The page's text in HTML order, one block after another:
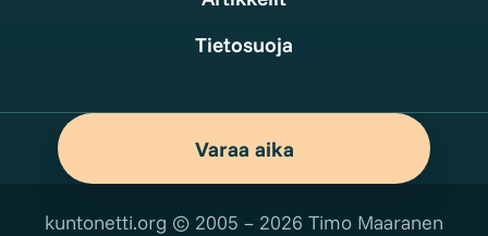
Tietosuoja
Varaa aika
kuntonetti.org © 2005 – 2026 Timo Maaranen